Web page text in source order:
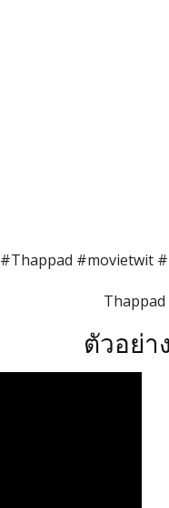
#Thappad #movietwit
ตัวอย่า